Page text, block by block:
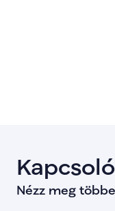
Nézz meg